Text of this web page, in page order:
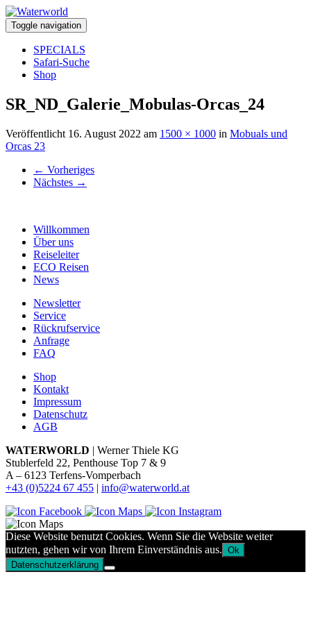
Toggle navigation
SPECIALS
Safari-Suche
Shop
SR_ND_Galerie_Mobulas-Orcas_24
Veröffentlicht 16. August 2022 am 1500 × 1000 in Mobuals und
Orcas 23
← Vorheriges
Nächstes →
Willkommen
Über uns
Reiseleiter
ECO Reisen
News
Newsletter
Service
Rückrufservice
Anfrage
FAQ
Shop
Kontakt
Impressum
Datenschutz
AGB
WATERWORLD | Werner Thiele KG
Stublerfeld 22, Penthouse Top 7 & 9
A – 6123 Terfens-Vomperbach
+43 (0)5224 67 455 | info@waterworld.at
Diese Website benutzt Cookies. Wenn Sie die Website weiter
nutzten, gehen wir von Ihrem Einverständnis aus. Ok
Datenschutzerklärung